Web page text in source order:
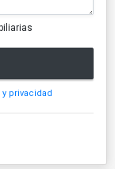
privacidad